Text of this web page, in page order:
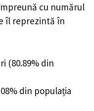
cu numărul
îl reprezintă în
(80.89% din
din populația